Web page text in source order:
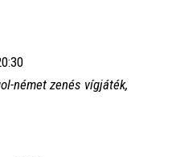
német zenés vígjáték,